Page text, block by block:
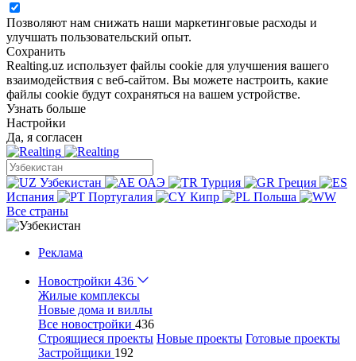
Позволяют нам снижать наши маркетинговые расходы и
улучшать пользовательский опыт.
Сохранить
Realting.uz использует файлы cookie для улучшения вашего
взаимодействия с веб-сайтом. Вы можете настроить, какие
файлы cookie будут сохраняться на вашем устройстве.
Узнать больше
Настройки
Да, я согласен
Узбекистан ОАЭ Турция
Греция
Испания
Португалия Кипр
Польша
Все страны
Реклама
Новостройки 436
Жилые комплексы
Новые дома и виллы
Все новостройки 436
Строящиеся проекты Новые проекты Готовые проекты
Застройщики 192